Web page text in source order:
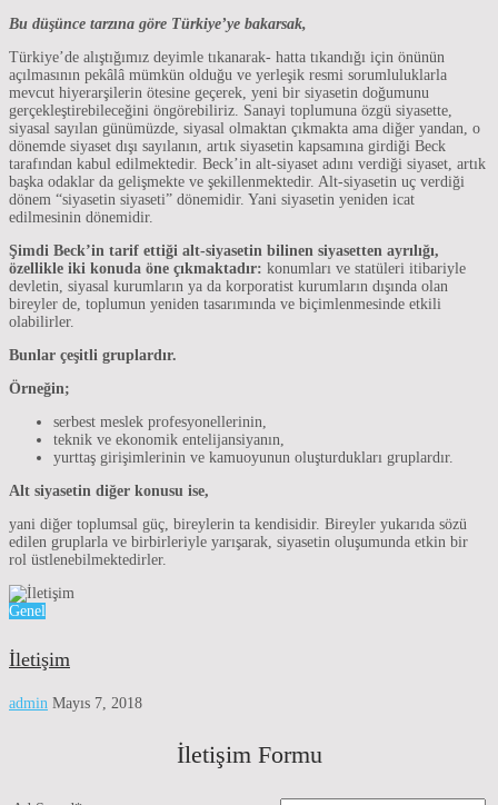
Bu düşünce tarzına göre Türkiye’ye bakarsak,
Türkiye’de alıştığımız deyimle tıkanarak- hatta tıkandığı için önünün
açılmasının pekâlâ mümkün olduğu ve yerleşik resmi sorumluluklarla
mevcut hiyerarşilerin ötesine geçerek, yeni bir siyasetin doğumunu
gerçekleştirebileceğini öngörebiliriz. Sanayi toplumuna özgü siyasette,
siyasal sayılan günümüzde, siyasal olmaktan çıkmakta ama diğer yandan, o
dönemde siyaset dışı sayılanın, artık siyasetin kapsamına girdiği Beck
tarafından kabul edilmektedir. Beck’in alt-siyaset adını verdiği siyaset, artık
başka odaklar da gelişmekte ve şekillenmektedir. Alt-siyasetin uç verdiği
dönem “siyasetin siyaseti” dönemidir. Yani siyasetin yeniden icat
edilmesinin dönemidir.
Şimdi Beck’in tarif ettiği alt-siyasetin bilinen siyasetten ayrılığı,
özellikle iki konuda öne çıkmaktadır: konumları ve statüleri itibariyle
devletin, siyasal kurumların ya da korporatist kurumların dışında olan
bireyler de, toplumun yeniden tasarımında ve biçimlenmesinde etkili
olabilirler.
Bunlar çeşitli gruplardır.
Örneğin;
serbest meslek profesyonellerinin,
teknik ve ekonomik entelijansiyanın,
yurttaş girişimlerinin ve kamuoyunun oluşturdukları gruplardır.
Alt siyasetin diğer konusu ise,
yani diğer toplumsal güç, bireylerin ta kendisidir. Bireyler yukarıda sözü
edilen gruplarla ve birbirleriyle yarışarak, siyasetin oluşumunda etkin bir
rol üstlenebilmektedirler.
Genel
İletişim
admin Mayıs 7, 2018
İletişim Formu